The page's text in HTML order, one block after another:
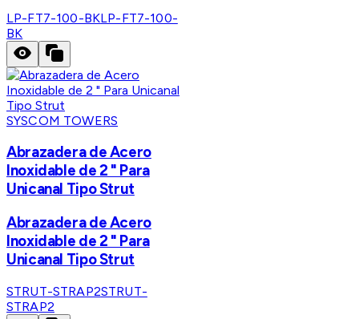
LP-FT7-100-BKLP-FT7-100-
BK
SYSCOM TOWERS
Abrazadera de Acero
Inoxidable de 2 " Para
Unicanal Tipo Strut
Abrazadera de Acero
Inoxidable de 2 " Para
Unicanal Tipo Strut
STRUT-STRAP2STRUT-
STRAP2